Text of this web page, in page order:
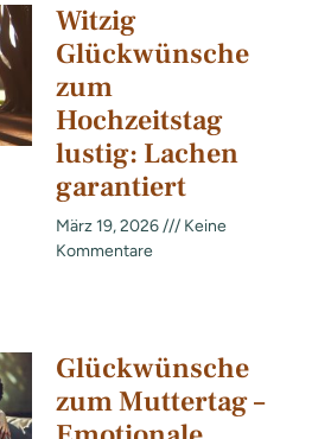
Witzig
Glückwünsche
zum
Hochzeitstag
lustig: Lachen
garantiert
März 19, 2026
Keine
Kommentare
Glückwünsche
zum Muttertag –